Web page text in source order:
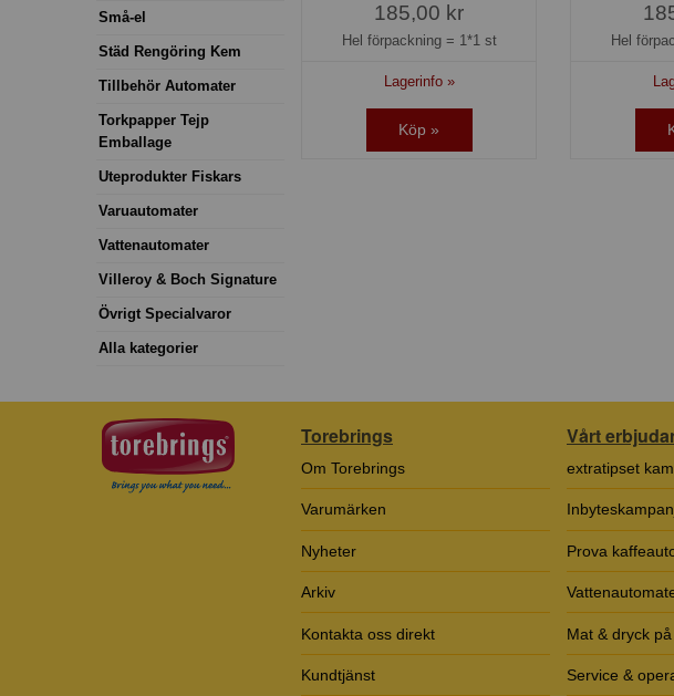
Små-el
Städ Rengöring Kem
Tillbehör Automater
Torkpapper Tejp
Emballage
Uteprodukter Fiskars
Varuautomater
Vattenautomater
Villeroy & Boch Signature
Övrigt Specialvaror
Alla kategorier
185,00 kr
Hel förpackning = 1*1 st
Lagerinfo »
Köp »
Hel
Torebrings
Om Torebrings
Varumärken
Nyheter
Arkiv
Kontakta oss direkt
Kundtjänst
Vårt
extratipset
Prova
Mat & dryck
Service &